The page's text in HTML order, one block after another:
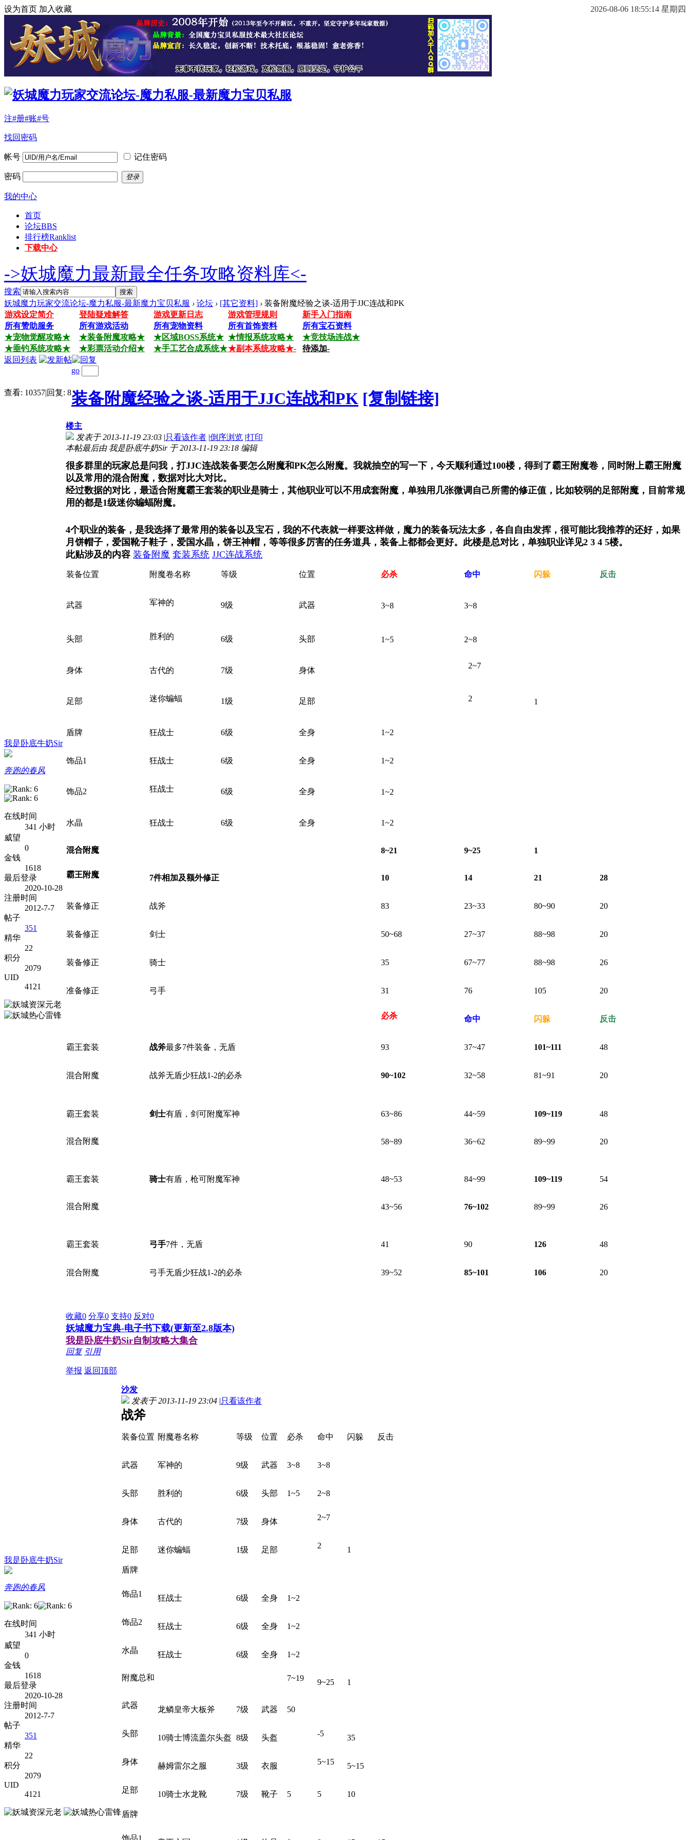
2026-08-06 18:55:15 星期四
设为首页 加入收藏
注#册#账#号
找回密码
帐号 记住密码
密码 登录
我的中心
首页
论坛BBS
排行榜Ranklist
下载中心
->妖城魔力最新最全任务攻略资料库<-
搜索 搜索
妖城魔力玩家交流论坛-魔力私服-最新魔力宝贝私服 › 论坛 › [其它资料] › 装备附魔经验之谈-适用于JJC连战和PK
游戏设定简介
登陆疑难解答 游戏更新日志 游戏管理规则
新手入门指南
所有赞助服务
所有游戏活动 所有宠物资料 所有首饰资料
所有宝石资料
★宠物觉醒攻略★
★装备附魔攻略★ ★区域BOSS系统★ ★情报系统攻略★
★竞技场连战★
★垂钓系统攻略★
★彩票活动介绍★ ★手工艺合成系统★★副本系统攻略★-
待添加-
返回列表
查看: 10357|回复: 8
go
装备附魔经验之谈-适用于JJC连战和PK [复制链接]
我是卧底牛奶Sir
奔跑的春风
在线时间
341 小时
威望
0
金钱
1618
最后登录
2020-10-28
注册时间
2012-7-7
帖子
351
精华
22
积分
2079
UID
4121
楼主
发表于 2013-11-19 23:03 |只看该作者 |倒序浏览 |打印
本帖最后由 我是卧底牛奶Sir 于 2013-11-19 23:18 编辑
很多群里的玩家总是问我，打JJC连战装备要怎么附魔和PK怎么附魔。我就抽空的写一下，今天顺利通过100楼，得到了霸王附魔卷，同时附上霸王附魔
以及常用的混合附魔，数据对比大对比。
经过数据的对比，最适合附魔霸王套装的职业是骑士，其他职业可以不用成套附魔，单独用几张微调自己所需的修正值，比如较弱的足部附魔，目前常规
用的都是1级迷你蝙蝠附魔。
4个职业的装备，是我选择了最常用的装备以及宝石，我的不代表就一样要这样做，魔力的装备玩法太多，各自自由发挥，很可能比我推荐的还好，如果
月饼帽子，爱国靴子鞋子，爱国水晶，饼王神帽，等等很多厉害的任务道具，装备上都都会更好。此楼是总对比，单独职业详见2 3 4 5楼。
此贴涉及的内容 装备附魔 套装系统 JJC连战系统
装备位置 附魔卷名称 等级 位置 必杀 命中 闪躲 反击
武器 军神的 9级 武器 3~8 3~8
头部 胜利的 6级 头部 1~5 2~8
身体 古代的 7级 身体
2~7
足部 迷你蝙蝠 1级 足部 2 1
盾牌 狂战士 6级 全身 1~2
饰品1 狂战士 6级 全身 1~2
饰品2 狂战士 6级 全身 1~2
水晶 狂战士 6级 全身 1~2
混合附魔 8~21 9~25 1
霸王附魔. X# I+ y, ]1 H; y! g1
7件相加及额外修正 10 14 21 28
装备修正 战斧 83 23~33 80~90 20
装备修正 剑士 50~68 27~37 88~98 20
装备修正 骑士 35 67~77 88~98 26
准备修正 弓手 31 76 105 20
必杀 命中 闪躲 反击
霸王套装 战斧最多7件装备，无盾 93 37~47 101~111 48
混合附魔 战斧无盾少狂战1-2的必杀 90~102 32~58 81~91 20
霸王套装 剑士有盾，剑可附魔军神 63~86 44~59 109~119 48
混合附魔 58~89 36~62 89~99 20
霸王套装 骑士有盾，枪可附魔军神 48~53 84~99 109~119 54
混合附魔 43~56 76~102 89~99 26
霸王套装 弓手7件，无盾 41 90 126 48
混合附魔 弓手无盾少狂战1-2的必杀 39~52 85~101 106 20
收藏0 分享0 支持0 反对0
妖城魔力宝典-电子书下载(更新至2.8版本)
我是卧底牛奶Sir自制攻略大集合
回复 引用
举报 返回顶部
我是卧底牛奶Sir
奔跑的春风
在线时间
341 小时
威望
0
金钱
1618
最后登录
2020-10-28
注册时间
2012-7-7
帖子
351
精华
22
积分
2079
UID
4121
沙发
发表于 2013-11-19 23:04 |只看该作者
战斧
装备位置 附魔卷名称 等级 位置 必杀 命中 闪躲 反击
武器 军神的 9级 武器 3~8 3~8
头部 胜利的 6级 头部 1~5 2~8
身体 古代的 7级 身体 2~7
足部 迷你蝙蝠 1级 足部 2 1
盾牌
饰品1 狂战士 6级 全身 1~2
饰品2 狂战士 6级 全身 1~2
水晶 狂战士 6级 全身 1~2
附魔总和 7~19 9~25 1
武器 龙鳞皇帝大板斧 7级 武器 50
头部 10骑士博流盖尔头盔 8级 头盔 -5 35
身体 赫姆雷尔之服 3级 衣服 5~15 5~15
足部 10骑士水龙靴 7级 靴子 5 5 10
盾牌